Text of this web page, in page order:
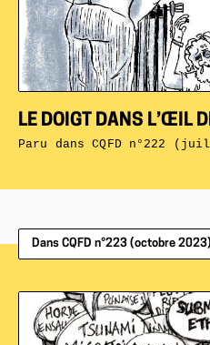
LE DOIGT DANS L’ŒIL
Paru dansCQFD n°222
Dans CQFD n°223 (octobre 2023)